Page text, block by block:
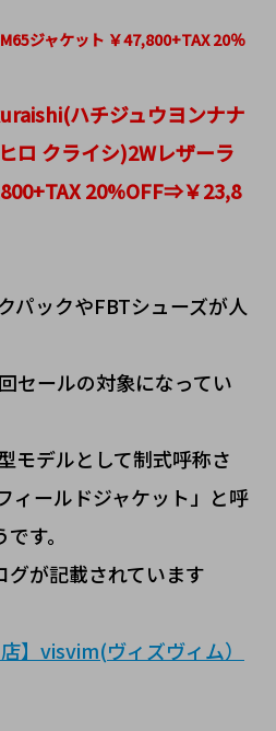
ジャケット ￥47,800+TAX 20％
ハチジュウヨンナナ
ロ クライシ)2Wレザーラ
20%OFF⇒￥23,8
パックやFBTシューズが人
セールの対象になってい
モデルとして制式呼称さ
ィールドジャケット」と呼
す。
が記載されています
】visvim(ヴィズヴィム）